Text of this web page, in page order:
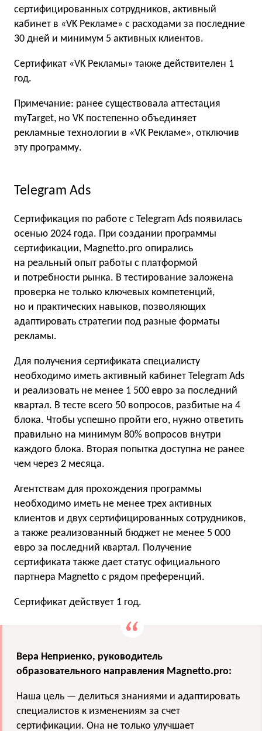
сертифицированных сотрудников, активный
кабинет в «VK Рекламе» с расходами за последние
30 дней и минимум 5 активных клиентов.
Сертификат «VK Рекламы» также действителен 1
год.
Примечание: ранее существовала аттестация
myTarget, но VK постепенно объединяет
рекламные технологии в «VK Рекламе», отключив
эту программу.
Telegram Ads
Сертификация по работе с Telegram Ads появилась
осенью 2024 года. При создании программы
сертификации, Magnetto.pro опирались
на реальный опыт работы с платформой
и потребности рынка. В тестирование заложена
проверка не только ключевых компетенций,
но и практических навыков, позволяющих
адаптировать стратегии под разные форматы
рекламы.
Для получения сертификата специалисту
необходимо иметь активный кабинет Telegram Ads
и реализовать не менее 1 500 евро за последний
квартал. В тесте всего 50 вопросов, разбитые на 4
блока. Чтобы успешно пройти его, нужно ответить
правильно на минимум 80% вопросов внутри
каждого блока. Вторая попытка доступна не ранее
чем через 2 месяца.
Агентствам для прохождения программы
необходимо иметь не менее трех активных
клиентов и двух сертифицированных сотрудников,
а также реализованный бюджет не менее 5 000
евро за последний квартал. Получение
сертификата также дает статус официального
партнера Magnetto с рядом преференций.
Сертификат действует 1 год.
Вера Неприенко, руководитель
образовательного направления Magnetto.pro:
Наша цель — делиться знаниями и адаптировать
специалистов к изменениям за счет
сертификации. Она не только улучшает